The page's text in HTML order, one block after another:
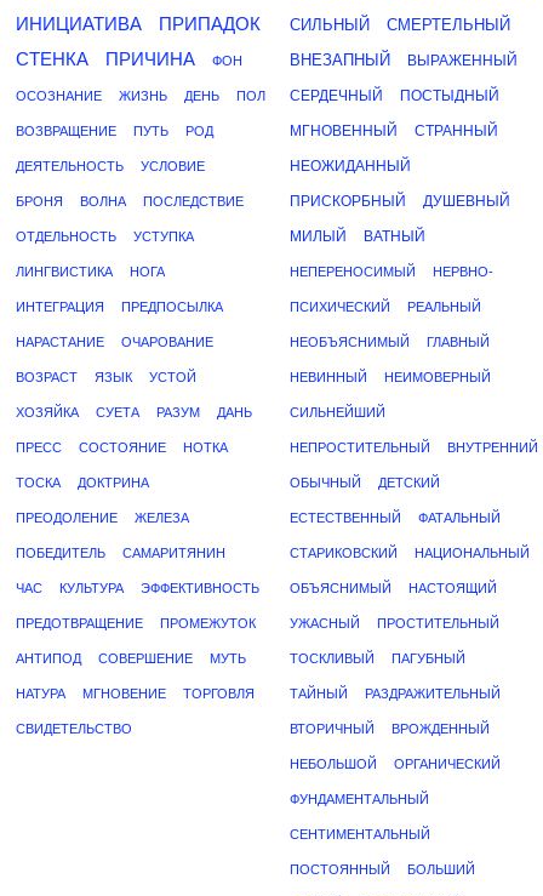
ИНИЦИАТИВА
ПРИПАДОК
СТЕНКА
ПРИЧИНА ФОН
ОСОЗНАНИЕ ЖИЗНЬ ДЕНЬ ПОЛ
ВОЗВРАЩЕНИЕ ПУТЬ РОД
ДЕЯТЕЛЬНОСТЬ УСЛОВИЕ
БРОНЯ ВОЛНА ПОСЛЕДСТВИЕ
ОТДЕЛЬНОСТЬ УСТУПКА
ЛИНГВИСТИКА НОГА
ИНТЕГРАЦИЯ ПРЕДПОСЫЛКА
НАРАСТАНИЕ ОЧАРОВАНИЕ
ВОЗРАСТ ЯЗЫК УСТОЙ
ХОЗЯЙКА СУЕТА РАЗУМ ДАНЬ
ПРЕСС СОСТОЯНИЕ НОТКА
ТОСКА ДОКТРИНА
ПРЕОДОЛЕНИЕ ЖЕЛЕЗА
ПОБЕДИТЕЛЬ САМАРИТЯНИН
ЧАС КУЛЬТУРА ЭФФЕКТИВНОСТЬ
ПРЕДОТВРАЩЕНИЕ ПРОМЕЖУТОК
АНТИПОД СОВЕРШЕНИЕ МУТЬ
НАТУРА МГНОВЕНИЕ ТОРГОВЛЯ
СВИДЕТЕЛЬСТВО
СИЛЬНЫЙ
СМЕРТЕЛЬНЫЙ
ВНЕЗАПНЫЙ
ВЫРАЖЕННЫЙ
СЕРДЕЧНЫЙ ПОСТЫДНЫЙ
МГНОВЕННЫЙ СТРАННЫЙ
НЕОЖИДАННЫЙ
ПРИСКОРБНЫЙ ДУШЕВНЫЙ
МИЛЫЙ ВАТНЫЙ
НЕПЕРЕНОСИМЫЙ НЕРВНО-
ПСИХИЧЕСКИЙ РЕАЛЬНЫЙ
НЕОБЪЯСНИМЫЙ ГЛАВНЫЙ
НЕВИННЫЙ НЕИМОВЕРНЫЙ
СИЛЬНЕЙШИЙ
НЕПРОСТИТЕЛЬНЫЙ ВНУТРЕННИЙ
ОБЫЧНЫЙ ДЕТСКИЙ
ЕСТЕСТВЕННЫЙ ФАТАЛЬНЫЙ
СТАРИКОВСКИЙ НАЦИОНАЛЬНЫЙ
ОБЪЯСНИМЫЙ НАСТОЯЩИЙ
УЖАСНЫЙ ПРОСТИТЕЛЬНЫЙ
ТОСКЛИВЫЙ ПАГУБНЫЙ
ТАЙНЫЙ РАЗДРАЖИТЕЛЬНЫЙ
ВТОРИЧНЫЙ ВРОЖДЕННЫЙ
НЕБОЛЬШОЙ ОРГАНИЧЕСКИЙ
ФУНДАМЕНТАЛЬНЫЙ
СЕНТИМЕНТАЛЬНЫЙ
ПОСТОЯННЫЙ БОЛЬШИЙ